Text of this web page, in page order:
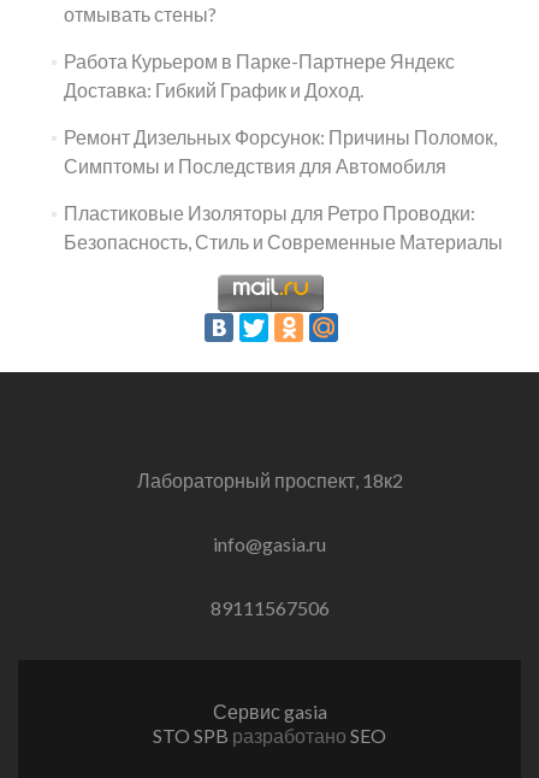
отмывать стены?
Работа Курьером в Парке-Партнере Яндекс
Доставка: Гибкий График и Доход.
Ремонт Дизельных Форсунок: Причины Поломок,
Симптомы и Последствия для Автомобиля
Пластиковые Изоляторы для Ретро Проводки:
Безопасность, Стиль и Современные Материалы
Лабораторный проспект, 18к2
info@gasia.ru
89111567506
Сервис gasia
STO SPB разработано SEO